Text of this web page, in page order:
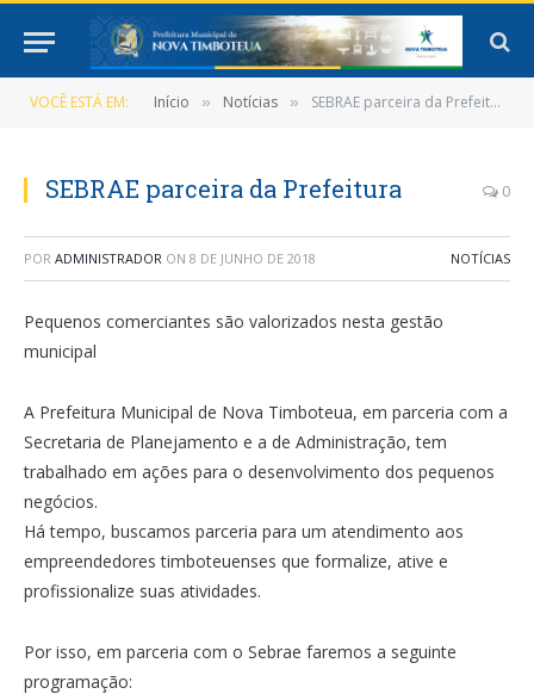
VOCÊ ESTÁ EM: Início » Notícias » SEBRAE parceira da Prefeitura
SEBRAE parceira da Prefeitura 0
POR ADMINISTRADOR ON 8 DE JUNHO DE 2018 NOTÍCIAS
Pequenos comerciantes são valorizados nesta gestão
municipal
A Prefeitura Municipal de Nova Timboteua, em parceria com a
Secretaria de Planejamento e a de Administração, tem
trabalhado em ações para o desenvolvimento dos pequenos
negócios.
Há tempo, buscamos parceria para um atendimento aos
empreendedores timboteuenses que formalize, ative e
profissionalize suas atividades.
Por isso, em parceria com o Sebrae faremos a seguinte
programação: